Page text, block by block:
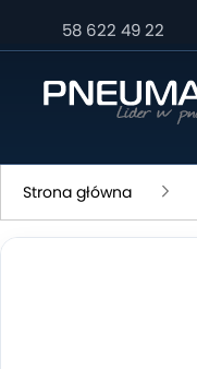
58 622 49 22
Strona główna